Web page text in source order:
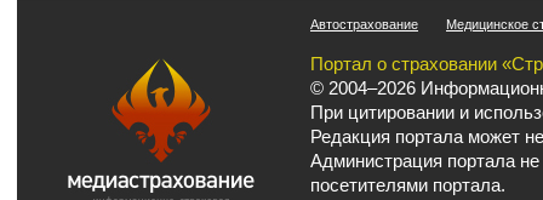
Автострахование Медицинское
Портал о страховании
© 2004–2026
При цитировании и
Редакция портала может
Администрация портала
посетителями портала.